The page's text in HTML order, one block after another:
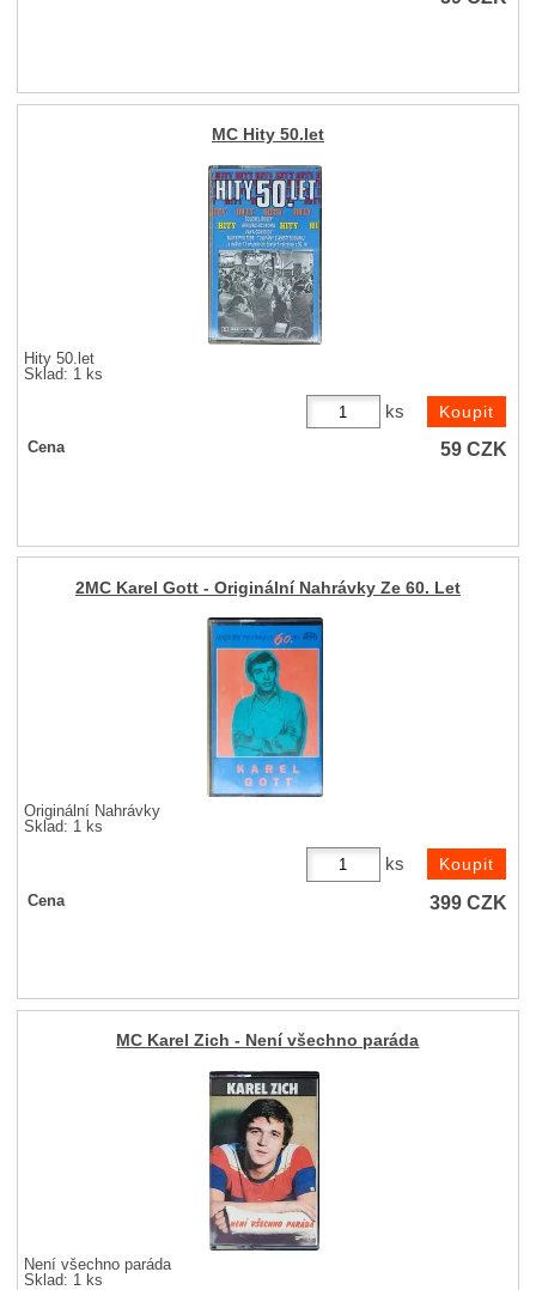
MC Hity 50.let
Hity 50.let
Sklad: 1 ks
ks
Cena 59CZK
2MC Karel Gott - Originální Nahrávky Ze 60. Let
Originální Nahrávky
Sklad: 1 ks
ks
Cena 399CZK
MC Karel Zich - Není všechno paráda
Není všechno paráda
Sklad: 1 ks